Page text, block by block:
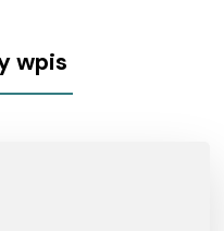
wpis